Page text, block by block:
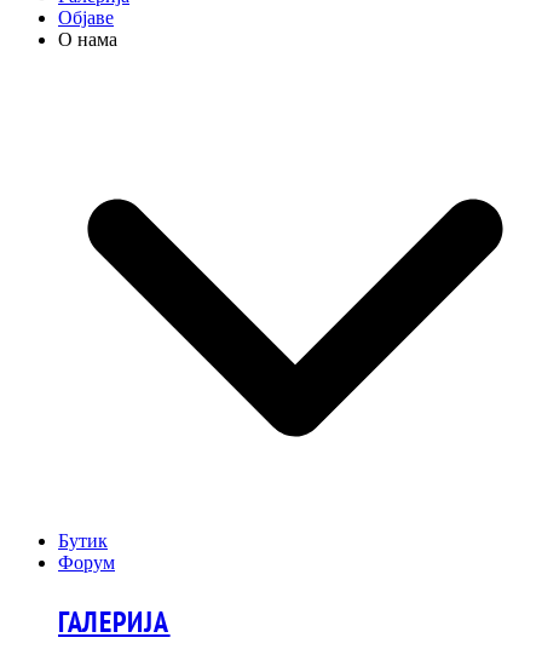
Објаве
О нама
Бутик
Форум
ГАЛЕРИЈА